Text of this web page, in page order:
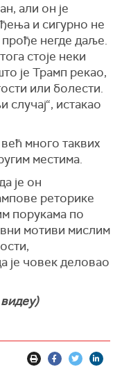
али он је
и сигурно не
негде даље.
стоје неки
је Трамп рекао,
или болести.
истакао
много таквих
местима.
је он
реторике
порукама по
мотиви мислим
је човек деловао